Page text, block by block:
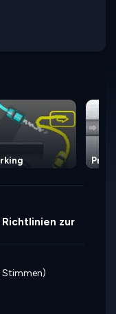
zur
Stimmen)